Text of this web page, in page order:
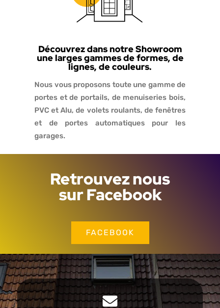
Découvrez dans notre Showroom
une larges gammes de formes, de
lignes, de couleurs.
Nous vous proposons toute une gamme de
portes et de portails, de menuiseries bois,
PVC et Alu, de volets roulants, de fenêtres
et de portes automatiques pour les
garages.
Retrouvez nous
sur Facebook
FACEBOOK